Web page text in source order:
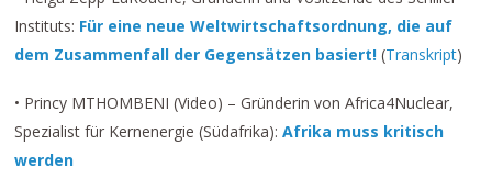
Instituts: Für eine neue Weltwirtschaftsordnung, die auf
dem Zusammenfall der Gegensätzen basiert! (Transkript)
• Princy MTHOMBENI (Video) – Gründerin von Africa4Nuclear,
Spezialist für Kernenergie (Südafrika):Afrika muss kritisch
werden